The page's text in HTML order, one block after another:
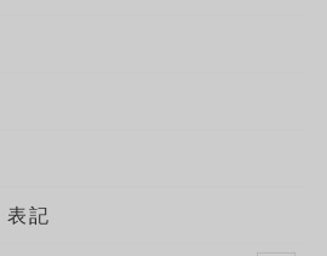
表記